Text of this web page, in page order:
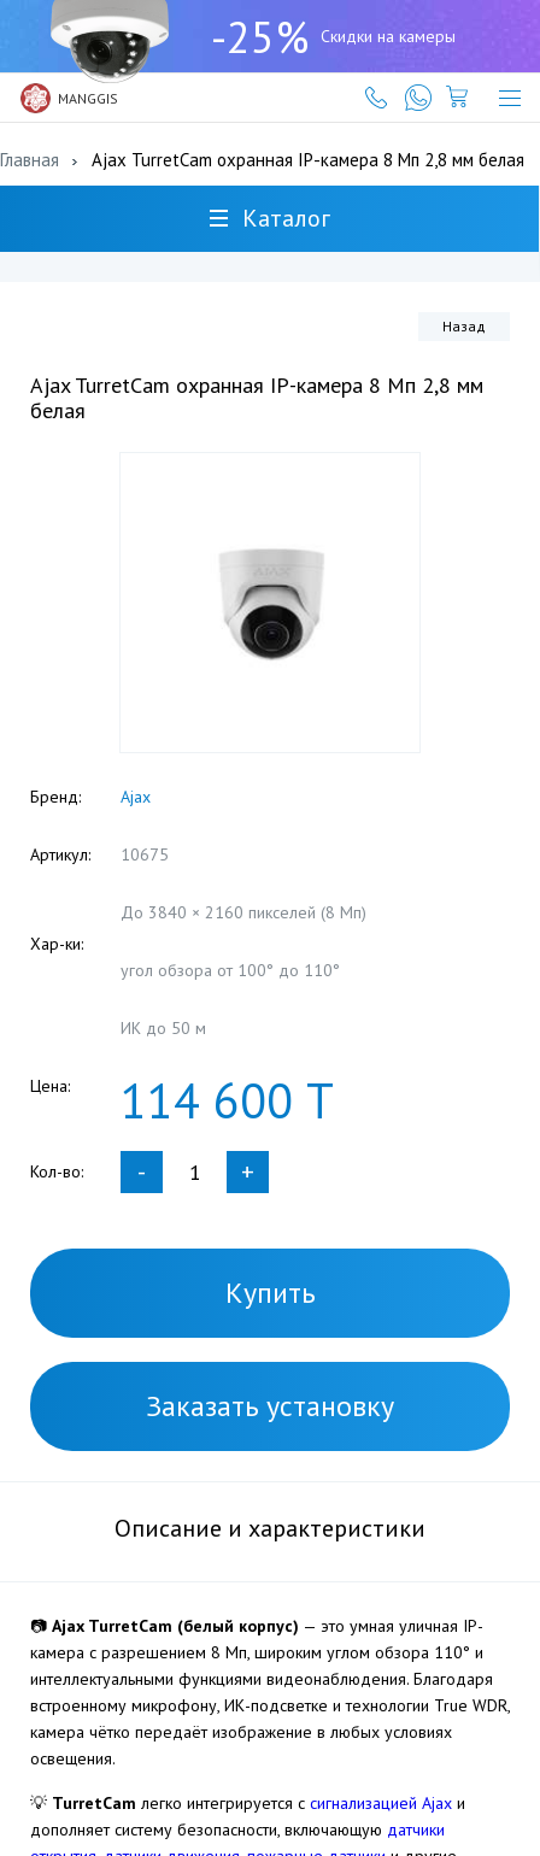
-25% Скидки на камеры
MANGGIS
(727)
317-
61-
61
Главная Ajax TurretCam охранная IP-камера 8 Мп 2,8 мм белая
Каталог
Назад
Ajax TurretCam охранная IP-камера 8 Мп 2,8 мм
белая
Бренд: Ajax
Артикул: 10675
Хар-ки:
До 3840 × 2160 пикселей (8 Мп)
угол обзора от 100° до 110°
ИК до 50 м
Цена: 114 600 Т
Кол-во: - +
Купить
Заказать установку
Описание и характеристики
📷 Ajax TurretCam (белый корпус) — это умная уличная IP-
камера с разрешением 8 Мп, широким углом обзора 110° и
интеллектуальными функциями видеонаблюдения. Благодаря
встроенному микрофону, ИК-подсветке и технологии True WDR,
камера чётко передаёт изображение в любых условиях
освещения.
💡 TurretCam легко интегрируется с сигнализацией Ajax и
дополняет систему безопасности, включающую датчики